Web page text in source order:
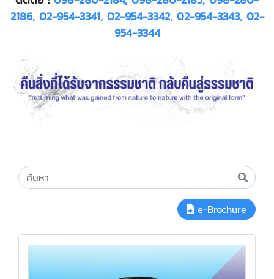
2186, 02-954-3341, 02-954-3342, 02-954-3343, 02-
954-3344
e-Brochure